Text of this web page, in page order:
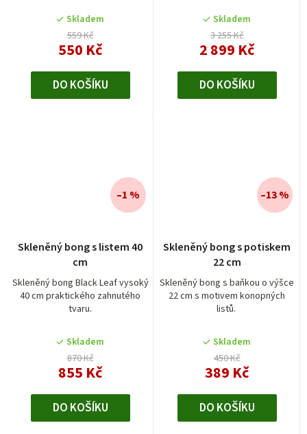
Skladem
559 Kč
550 Kč
DO KOŠÍKU
Skladem
3 255 Kč
2 899 Kč
DO KOŠÍKU
Skleněný bong s listem 40
cm
Skleněný bong Black Leaf vysoký
40 cm praktického zahnutého
tvaru.
hodnocení
produktu
je
5,0
z
hvězdiček.
Skladem
870 Kč
855 Kč
–1 %
DO KOŠÍKU
Skleněný bong s potiskem
22 cm
Skleněný bong s baňkou o výšce
22 cm s motivem konopných
listů.
Skladem
450 Kč
389 Kč
–13 %
DO KOŠÍKU